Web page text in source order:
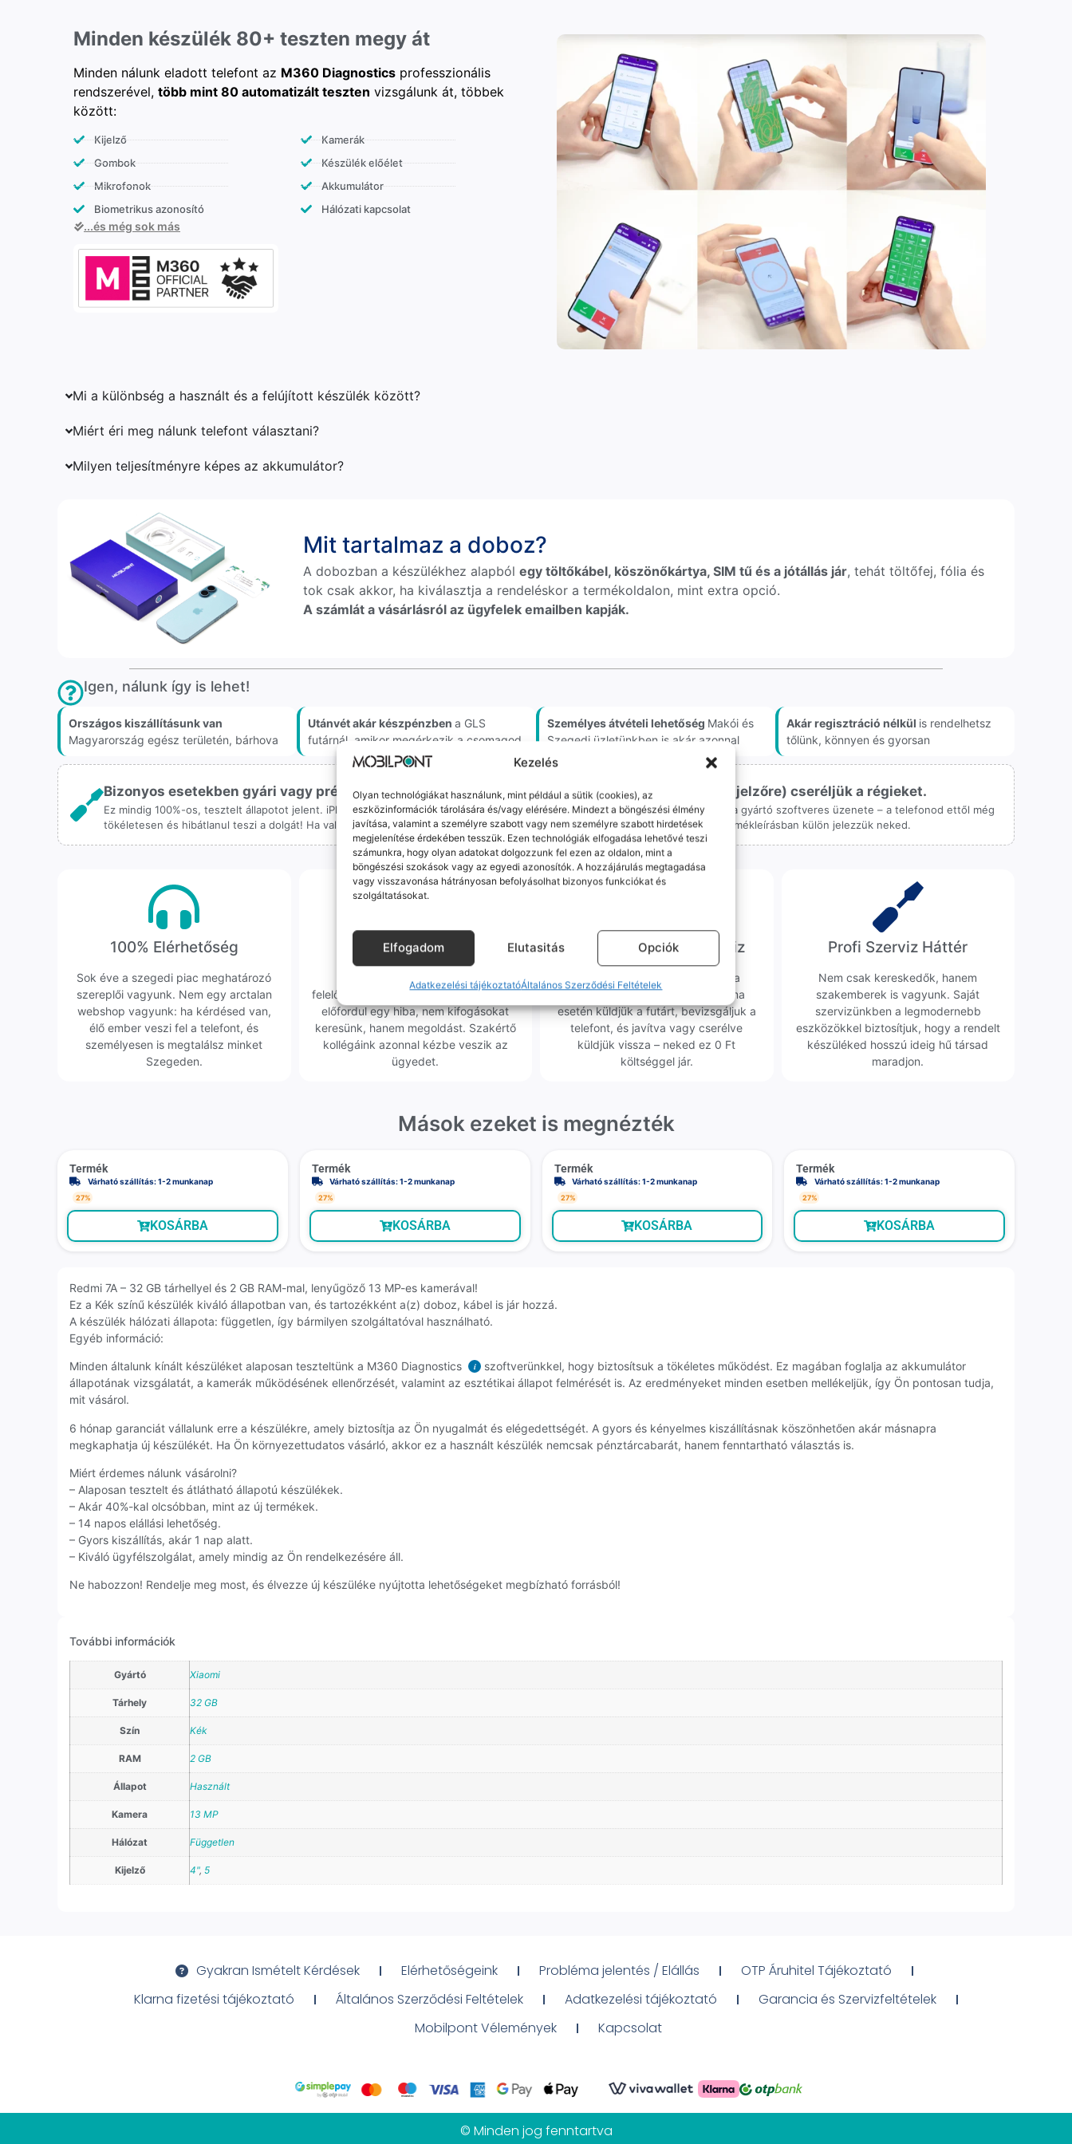
Kezelés
Olyan technológiákat használunk, mint például a sütik (cookies), az
eszközinformációk tárolására és/vagy elérésére. Mindezt a böngészési élmény
javítása, valamint a személyre szabott vagy nem személyre szabott hirdetések
megjelenítése érdekében tesszük. Ezen technológiák elfogadása lehetővé teszi
számunkra, hogy olyan adatokat dolgozzunk fel ezen az oldalon, mint a
böngészési szokások vagy az egyedi azonosítók. A hozzájárulás megtagadása
vagy visszavonása hátrányosan befolyásolhat bizonyos funkciókat és
szolgáltatásokat.
Elfogadom Elutasitás Opciók
Adatkezelési tájékoztatóÁltalános Szerződési Feltételek
Minden készülék 80+ teszten megy át
Minden nálunk eladott telefont az M360 Diagnostics professzionális
rendszerével, több mint 80 automatizált teszten vizsgálunk át, többek
között:
Kijelző
Gombok
Mikrofonok
Biometrikus azonosító
Kamerák
Készülék előélet
Akkumulátor
Hálózati kapcsolat
...és még sok más
Mi a különbség a használt és a felújított készülék között?
Miért éri meg nálunk telefont választani?
Milyen teljesítményre képes az akkumulátor?
Mit tartalmaz a doboz?
A dobozban a készülékhez alapbólegy töltőkábel, köszönőkártya, SIM tű és a jótállás jár, tehát töltőfej, fólia és
tok csak akkor, ha kiválasztja a rendeléskor a termékoldalon, mint extra opció.
A számlát a vásárlásról az ügyfelek emailben kapják.
Igen, nálunk így is lehet!
Országos kiszállításunk van
Magyarország egész területén, bárhova
Utánvét akár készpénzben a GLS
futárnál, amikor megérkezik a csomagod
Személyes átvételi lehetőség Makói és
Szegedi üzletünkben is akár azonnal
Akár regisztráció nélkül is rendelhetsz
tőlünk, könnyen és gyorsan
Bizonyos esetekben gyári vagy prémium minőségű alkatrészekre (pl. új akkumulátorra vagy kijelzőre) cseréljük a régieket.
Ez mindig 100%-os, tesztelt állapotot jelent. iPhone-oknál előfordulhat az "Ismeretlen alkatrész" jelzés, de ne aggódj, ez csak a gyártó szoftveres üzenete – a telefonod ettől még
tökéletesen és hibátlanul teszi a dolgát! Ha valahol (pl. Samsung S-széria) a gyárinál rosszabb minőségű az alkatrész, azt a termékleírásban külön jelezzük neked.
100% Elérhetőség
Sok éve a szegedi piac meghatározó
szereplői vagyunk. Nem egy arctalan
webshop vagyunk: ha kérdésed van,
élő ember veszi fel a telefont, és
személyesen is megtalálsz minket
Szegeden.
Korrekt Ügyintézés
Hibázni emberi dolog, de a
felelősségvállalás nálunk alap. Ha ritkán
előfordul egy hiba, nem kifogásokat
keresünk, hanem megoldást. Szakértő
kollégáink azonnal kézbe veszik az
ügyedet.
Ingyenes Futár & Szerviz
Ha messze laksz, mi megyünk a
készülékért. Garanciális probléma
esetén küldjük a futárt, bevizsgáljuk a
telefont, és javítva vagy cserélve
küldjük vissza – neked ez 0 Ft
költséggel jár.
Profi Szerviz Háttér
Nem csak kereskedők, hanem
szakemberek is vagyunk. Saját
szervizünkben a legmodernebb
eszközökkel biztosítjuk, hogy a rendelt
készüléked hosszú ideig hű társad
maradjon.
Mások ezeket is megnézték
Termék
Várható szállítás: 1-2 munkanap
27%
KOSÁRBA
Termék
Várható szállítás: 1-2 munkanap
27%
KOSÁRBA
Termék
Várható szállítás: 1-2 munkanap
27%
KOSÁRBA
Termék
Várható szállítás: 1-2 munkanap
27%
KOSÁRBA
Redmi 7A – 32 GB tárhellyel és 2 GB RAM-mal, lenyűgöző 13 MP-es kamerával!
Ez a Kék színű készülék kiváló állapotban van, és tartozékként a(z) doboz, kábel is jár hozzá.
A készülék hálózati állapota: független, így bármilyen szolgáltatóval használható.
Egyéb információ:
Minden általunk kínált készüléket alaposan teszteltünk a M360 Diagnostics i
szoftverünkkel, hogy biztosítsuk a tökéletes működést. Ez magában foglalja az akkumulátor
állapotának vizsgálatát, a kamerák működésének ellenőrzését, valamint az esztétikai állapot felmérését is. Az eredményeket minden esetben mellékeljük, így Ön pontosan tudja,
mit vásárol.
6 hónap garanciát vállalunk erre a készülékre, amely biztosítja az Ön nyugalmát és elégedettségét. A gyors és kényelmes kiszállításnak köszönhetően akár másnapra
megkaphatja új készülékét. Ha Ön környezettudatos vásárló, akkor ez a használt készülék nemcsak pénztárcabarát, hanem fenntartható választás is.
Miért érdemes nálunk vásárolni?
– Alaposan tesztelt és átlátható állapotú készülékek.
– Akár 40%-kal olcsóbban, mint az új termékek.
– 14 napos elállási lehetőség.
– Gyors kiszállítás, akár 1 nap alatt.
– Kiváló ügyfélszolgálat, amely mindig az Ön rendelkezésére áll.
Ne habozzon! Rendelje meg most, és élvezze új készüléke nyújtotta lehetőségeket megbízható forrásból!
További információk
Gyártó Xiaomi
Tárhely 32 GB
Szín Kék
RAM 2 GB
Állapot Használt
Kamera 13 MP
Hálózat Független
Kijelző 4", 5
Gyakran Ismételt Kérdések Elérhetőségeink Probléma jelentés / Elállás
OTP Áruhitel Tájékoztató
Klarna fizetési tájékoztató
Általános Szerződési Feltételek Adatkezelési tájékoztató
Garancia és Szervizfeltételek
Mobilpont Vélemények
Kapcsolat
© Minden jog fenntartva